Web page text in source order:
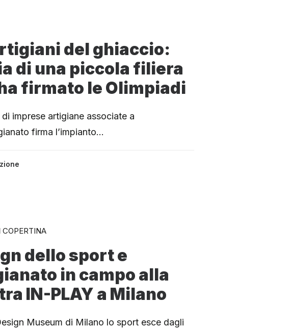
del ghiaccio:
di una piccola filiera
firmato le Olimpiadi
di imprese artigiane associate a
firma l’impianto…
COPERTINA
dello sport e
in campo alla
IN-PLAY a Milano
Museum di Milano lo sport esce dagli